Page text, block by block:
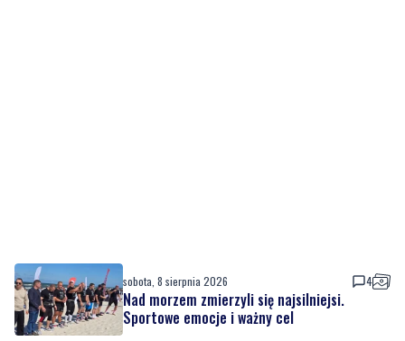
sobota, 8 sierpnia 2026 4
Nad morzem zmierzyli się najsilniejsi.
Sportowe emocje i ważny cel